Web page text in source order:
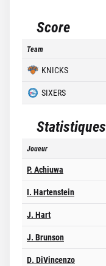
Score
Team
KNICKS
SIXERS
Statistiques
Joueur
P. Achiuwa
I. Hartenstein
J. Hart
J. Brunson
D. DiVincenzo